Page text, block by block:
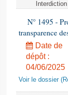
N° 1495 -
transparence
Date de
dépôt :
04/06/2025
Voir le dossier